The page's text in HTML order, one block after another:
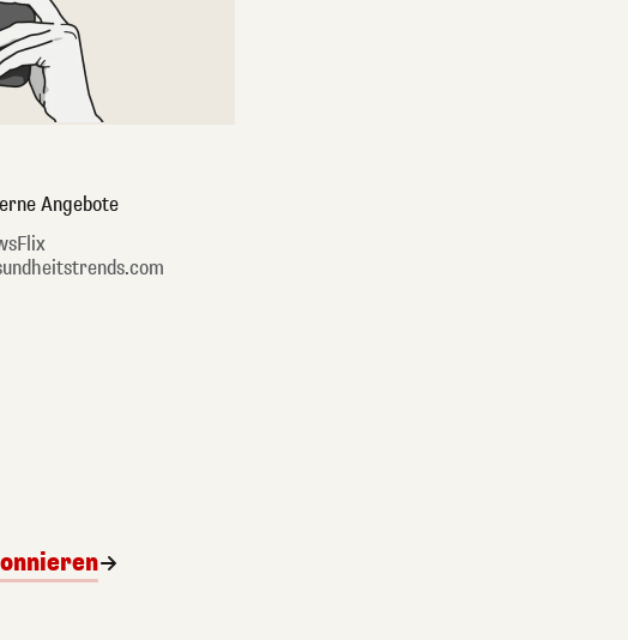
Angebote